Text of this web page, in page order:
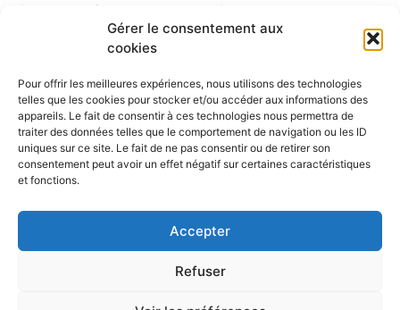
Gérer le consentement aux
cookies
Pour offrir les meilleures expériences, nous utilisons des technologies
telles que les cookies pour stocker et/ou accéder aux informations des
appareils. Le fait de consentir à ces technologies nous permettra de
traiter des données telles que le comportement de navigation ou les ID
uniques sur ce site. Le fait de ne pas consentir ou de retirer son
consentement peut avoir un effet négatif sur certaines caractéristiques
et fonctions.
Accepter
Refuser
Afrique Fantôme n°16
Ajouter au panier
Afrique n°01
1 200,00€ TTC
Ajouter au panier
1 2 3 4 5 6 7 →